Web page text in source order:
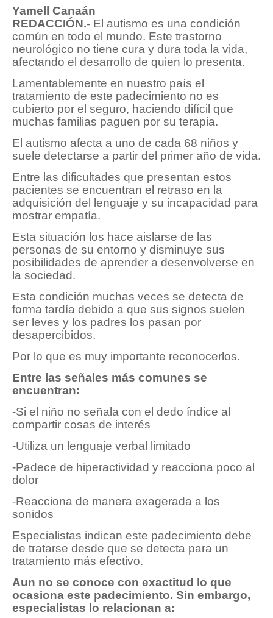
Yamell Canaán
REDACCIÓN.- El autismo es una condición
común en todo el mundo. Este trastorno
neurológico no tiene cura y dura toda la vida,
afectando el desarrollo de quien lo presenta.
Lamentablemente en nuestro país el
tratamiento de este padecimiento no es
cubierto por el seguro, haciendo difícil que
muchas familias paguen por su terapia.
El autismo afecta a uno de cada 68 niños y
suele detectarse a partir del primer año de vida.
Entre las dificultades que presentan estos
pacientes se encuentran el retraso en la
adquisición del lenguaje y su incapacidad para
mostrar empatía.
Esta situación los hace aislarse de las
personas de su entorno y disminuye sus
posibilidades de aprender a desenvolverse en
la sociedad.
Esta condición muchas veces se detecta de
forma tardía debido a que sus signos suelen
ser leves y los padres los pasan por
desapercibidos.
Por lo que es muy importante reconocerlos.
Entre las señales más comunes se
encuentran:
-Si el niño no señala con el dedo índice al
compartir cosas de interés
-Utiliza un lenguaje verbal limitado
-Padece de hiperactividad y reacciona poco al
dolor
-Reacciona de manera exagerada a los
sonidos
Especialistas indican este padecimiento debe
de tratarse desde que se detecta para un
tratamiento más efectivo.
Aun no se conoce con exactitud lo que
ocasiona este padecimiento. Sin embargo,
especialistas lo relacionan a: